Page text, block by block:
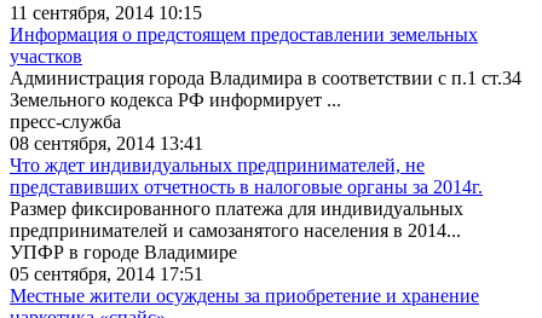
11 сентября, 2014 10:15
Информация о предстоящем предоставлении земельных
участков
Администрация города Владимира в соответствии с п.1 ст.34
Земельного кодекса РФ информирует ...
пресс-служба
08 сентября, 2014 13:41
Что ждет индивидуальных предпринимателей, не
представивших отчетность в налоговые органы за 2014г.
Размер фиксированного платежа для индивидуальных
предпринимателей и самозанятого населения в 2014...
УПФР в городе Владимире
05 сентября, 2014 17:51
Местные жители осуждены за приобретение и хранение